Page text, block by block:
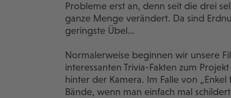
Probleme erst an, denn seit die drei
ganze Menge verändert. Da sind
geringste Übel…
Normalerweise beginnen wir unsere
interessanten Trivia-Fakten zum
hinter der Kamera. Im Falle von
Bände, wenn man einfach mal